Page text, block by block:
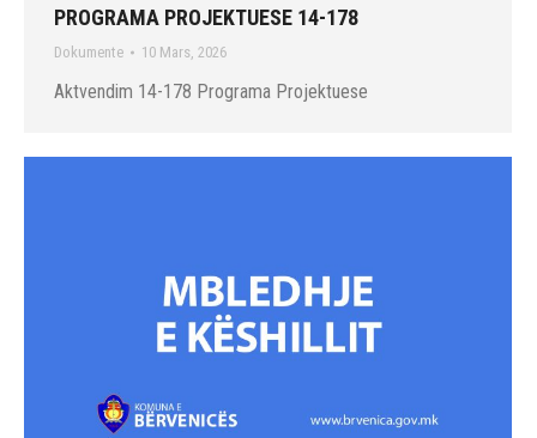
PROGRAMA PROJEKTUESE 14-178
Dokumente 10 Mars, 2026
Aktvendim 14-178 Programa Projektuese